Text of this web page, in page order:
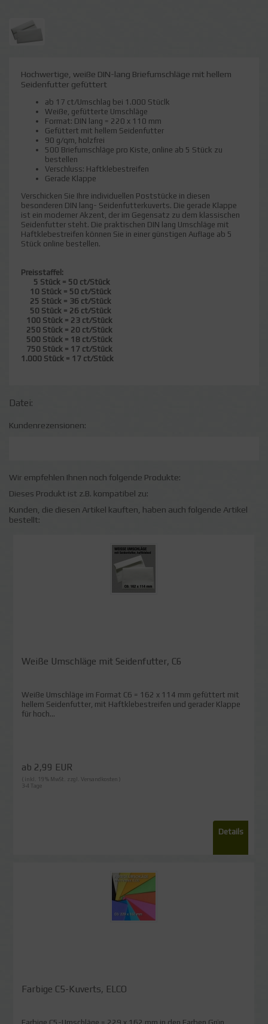
Hochwertige, weiße DIN-lang Briefumschläge mit hellem
Seidenfutter gefüttert
ab 17 ct/Umschlag bei 1.000 Stüclk
Weiße, gefütterte Umschläge
Format: DIN lang = 220 x 110 mm
Gefüttert mit hellem Seidenfutter
90 g/qm, holzfrei
500 Briefumschläge pro Kiste, online ab 5 Stück zu
bestellen
Verschluss: Haftklebestreifen
Gerade Klappe
Verschicken Sie Ihre individuellen Poststücke in diesen
besonderen DIN lang- Seidenfutterkuverts. Die gerade Klappe
ist ein moderner Akzent, der im Gegensatz zu dem klassischen
Seidenfutter steht. Die praktischen DIN lang Umschläge mit
Haftklebestreifen können Sie in einer günstigen Auflage ab 5
Stück online bestellen.
Preisstaffel:
5 Stück = 50 ct/Stück
10 Stück = 50 ct/Stück
25 Stück = 36 ct/Stück
50 Stück = 26 ct/Stück
100 Stück = 23 ct/Stück
250 Stück = 20 ct/Stück
500 Stück = 18 ct/Stück
750 Stück = 17 ct/Stück
1.000 Stück = 17 ct/Stück
Datei:
Kundenrezensionen:
Wir empfehlen Ihnen noch folgende Produkte:
Dieses Produkt ist z.B. kompatibel zu:
Kunden, die diesen Artikel kauften, haben auch folgende Artikel
bestellt:
Weiße Umschläge mit Seidenfutter, C6
Weiße Umschläge im Format C6 = 162 x 114 mm gefüttert mit
hellem Seidenfutter, mit Haftklebestreifen und gerader Klappe
für hoch...
ab 2,99 EUR
( inkl. 19 % MwSt. zzgl. Versandkosten )
3-4 Tage
Details
Farbige C5-Kuverts, ELCO